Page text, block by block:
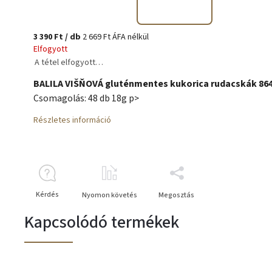
3 390 Ft/ db 2 669 Ft ÁFA nélkül
Elfogyott
A tétel elfogyott…
BALILA VIŠŇOVÁ gluténmentes kukorica rudacskák
Csomagolás: 48 db 18g p>
Részletes információ
Kérdés Nyomon követés Megosztás
Kapcsolódó termékek